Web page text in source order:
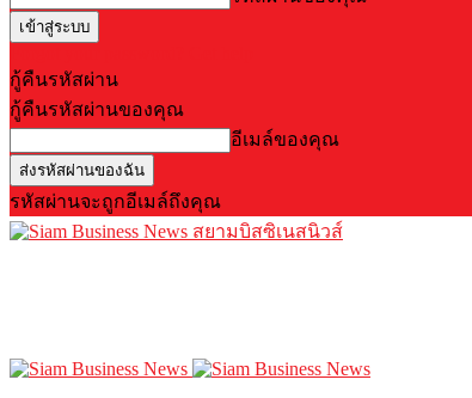
กู้คืนรหัสผ่าน
กู้คืนรหัสผ่านของคุณ
อีเมล์ของคุณ
รหัสผ่านจะถูกอีเมล์ถึงคุณ
สยามบิสซิเนสนิวส์